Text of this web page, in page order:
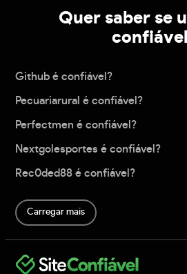
Quer saber se
Github é confiável?
Pecuariarural é confiável?
Perfectmen é confiável?
Nextgolesportes é confiável?
Rec0ded88 é confiável?
Carregar mais